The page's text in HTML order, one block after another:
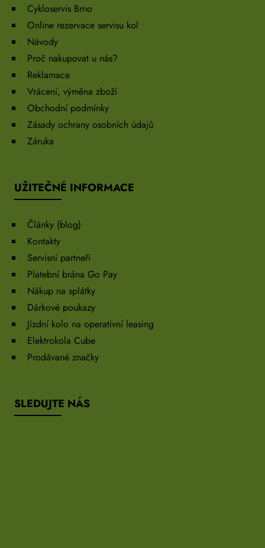
Cykloservis Brno
Online rezervace servisu kol
Návody
Proč nakupovat u nás?
Reklamace
Vrácení, výměna zboží
Obchodní podmínky
Zásady ochrany osobních údajů
Záruka
UŽITEČNÉ INFORMACE
Články (blog)
Kontakty
Servisní partneři
Platební brána Go Pay
Nákup na splátky
Dárkové poukazy
Jízdní kolo na operativní leasing
Elektrokola Cube
Prodávané značky
SLEDUJTE NÁS